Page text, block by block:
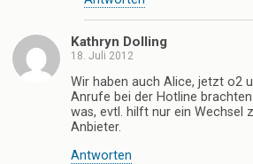
Kathryn Dolling
18. Juli 2012
Wir haben auch Alice, jetzt o2
Anrufe bei der Hotline
was, evtl. hilft nur ein Wechsel
Anbieter.
Antworten